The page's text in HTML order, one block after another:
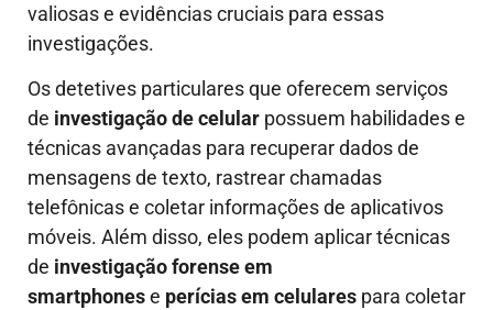
valiosas e evidências cruciais para essas
investigações.
Os detetives particulares que oferecem serviços
de investigação de celular possuem habilidades e
técnicas avançadas para recuperar dados de
mensagens de texto, rastrear chamadas
telefônicas e coletar informações de aplicativos
móveis. Além disso, eles podem aplicar técnicas
de investigação forense em
smartphonese perícias em celulares para coletar